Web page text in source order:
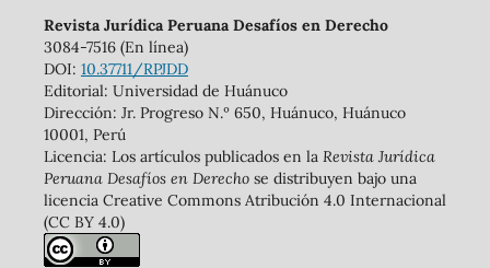
Revista Jurídica Peruana Desafíos en Derecho
3084-7516 (En línea)
DOI: 10.37711/RPJDD
Editorial: Universidad de Huánuco
Dirección: Jr. Progreso N.º 650, Huánuco, Huánuco
10001, Perú
Licencia: Los artículos publicados en la Revista Jurídica
Peruana Desafíos en Derechose distribuyen bajo una
licencia Creative Commons Atribución 4.0 Internacional
(CC BY 4.0)